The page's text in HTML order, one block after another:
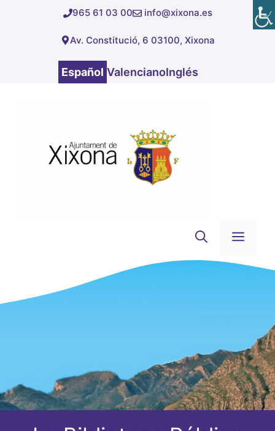
965 61 03 00 info@xixona.es
Av. Constitució, 6 03100, Xixona
Español ValencianoInglés